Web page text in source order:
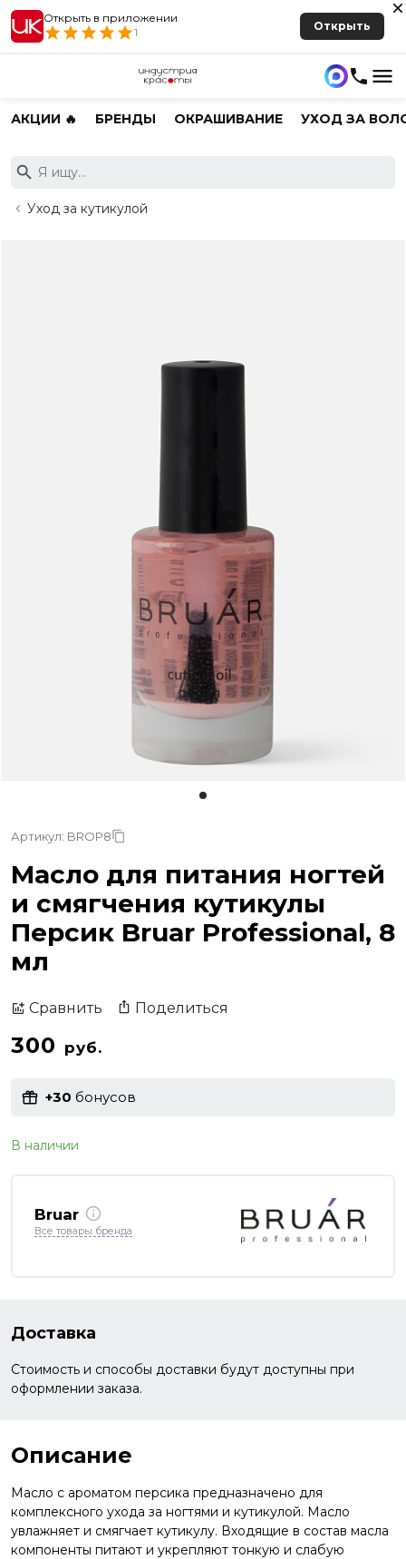
Открыть в приложении
1
Открыть
АКЦИИ 🔥 БРЕНДЫ ОКРАШИВАНИЕ УХОД ЗА
Уход за кутикулой
Артикул: BROP8
Масло для питания ногтей
и смягчения кутикулы
Персик Bruar Professional, 8
мл
Сравнить Поделиться
300 руб.
+30 бонусов
В наличии
Bruar
Все товары бренда
Доставка
Стоимость и способы доставки будут доступны при
оформлении заказа.
Описание
Масло с ароматом персика предназначено для
комплексного ухода за ногтями и кутикулой. Масло
увлажняет и смягчает кутикулу. Входящие в состав масла
компоненты питают и укрепляют тонкую и слабую